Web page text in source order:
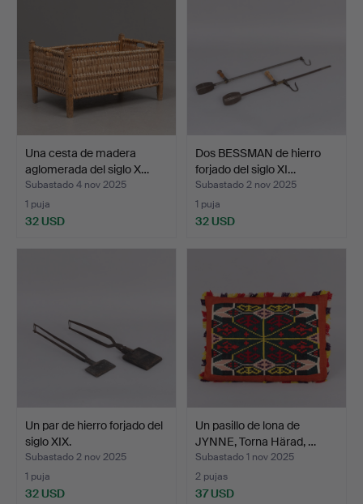
Una cesta de madera
aglomerada del siglo X…
Subastado 4 nov 2025
1 puja
32 USD
Dos BESSMAN de hierro
forjado del siglo XI…
Subastado 2 nov 2025
1 puja
32 USD
Un par de hierro forjado del
siglo XIX.
Subastado 2 nov 2025
1 puja
32 USD
Un pasillo de lona de
JYNNE, Torna Härad, …
Subastado 1 nov 2025
2 pujas
37 USD